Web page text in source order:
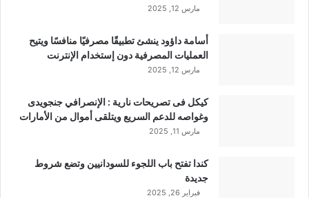
مارس 12, 2025
أسامة داؤود ينشئ تطبيقًا مصرفيًا منافسًا ويتيح
العمليات المصرفية دون إستخدام الإنترنت
مارس 12, 2025
كيكل فى تصريحات نارية : الإنصرافي جنجويدى
وغواصه للدعم السريع ويتلقى أموال من الأمارات
مارس 11, 2025
كندا تفتح باب اللجوء للسودانيين وتضع شروط
جديدة
فبراير 26, 2025